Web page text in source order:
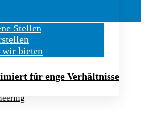
Stellen
wir bieten
für enge Verhältnisse